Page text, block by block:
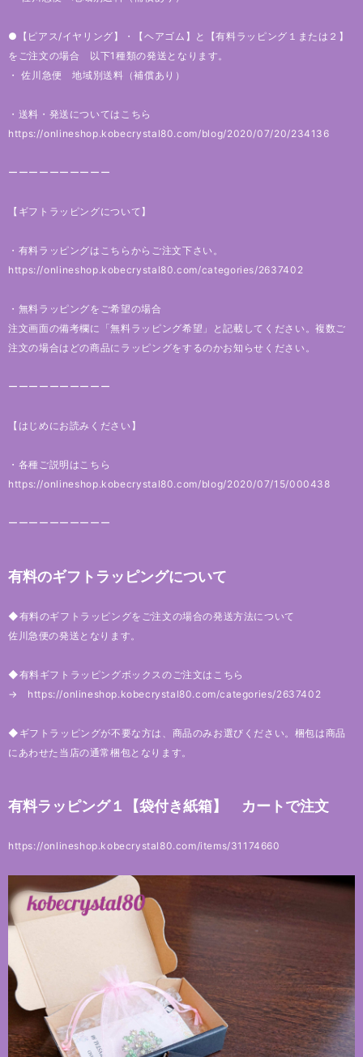
●【ピアス/イヤリング】・【ヘアゴム】と【有料ラッピング１または２】
をご注文の場合 以下1種類の発送となります。
・ 佐川急便 地域別送料（補償あり）
・送料・発送についてはこちら
https://onlineshop.kobecrystal80.com/blog/2020/07/20/234136
ーーーーーーーーーー
【ギフトラッピングについて】
・有料ラッピングはこちらからご注文下さい。
https://onlineshop.kobecrystal80.com/categories/2637402
・無料ラッピングをご希望の場合
注文画面の備考欄に「無料ラッピング希望」と記載してください。複数ご
注文の場合はどの商品にラッピングをするのかお知らせください。
ーーーーーーーーーー
【はじめにお読みください】
・各種ご説明はこちら
https://onlineshop.kobecrystal80.com/blog/2020/07/15/000438
ーーーーーーーーーー
有料のギフトラッピングについて
◆有料のギフトラッピングをご注文の場合の発送方法について
佐川急便の発送となります。
◆有料ギフトラッピングボックスのご注文はこちら
→ https://onlineshop.kobecrystal80.com/categories/2637402
◆ギフトラッピングが不要な方は、商品のみお選びください。梱包は商品
にあわせた当店の通常梱包となります。
有料ラッピング１【袋付き紙箱】 カートで注文
https://onlineshop.kobecrystal80.com/items/31174660